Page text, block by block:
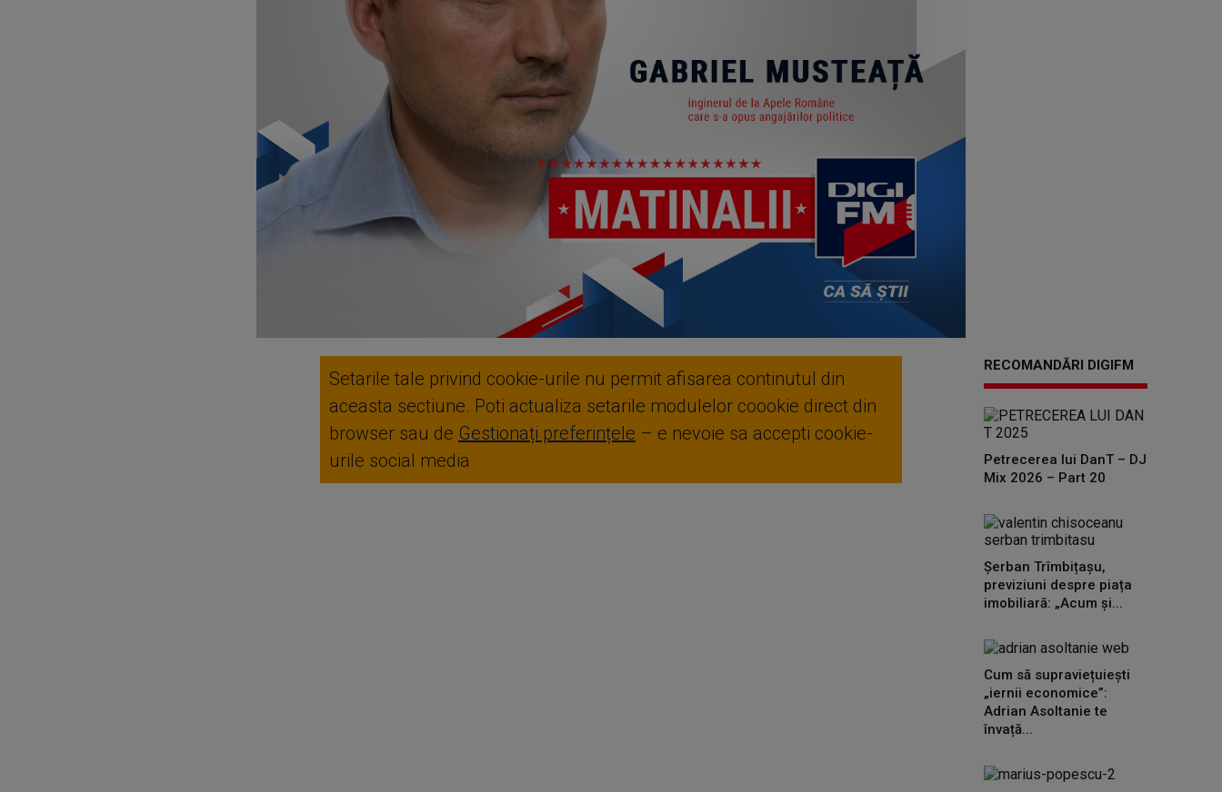
Setarile tale privind cookie-urile nu permit afisarea continutul din
aceasta sectiune. Poti actualiza setarile modulelor coookie direct din
browser sau de Gestionați preferințele – e nevoie sa accepti cookie-
urile social media
RECOMANDĂRI DIGIFM
Petrecerea lui DanT – DJ
Mix 2026 – Part 20
Șerban Trîmbițașu,
previziuni despre piața
imobiliară: „Acum și...
Cum să supraviețuiești
„iernii economice”:
Adrian Asoltanie te
învață...